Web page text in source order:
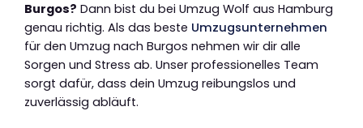
Burgos? Dann bist du bei Umzug Wolf aus Hamburg
genau richtig. Als das beste Umzugsunternehmen
für den Umzug nach Burgos nehmen wir dir alle
Sorgen und Stress ab. Unser professionelles Team
sorgt dafür, dass dein Umzug reibungslos und
zuverlässig abläuft.